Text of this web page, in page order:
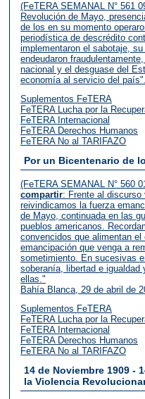
(FeTERA SEMANAL N° 561
Revolución de Mayo,
de los en su momento
periodística de descrédito
implementaron el sabotaje,
endeudaron
nacional y el desguase del
economía al servicio del
Suplementos FeTERA
FeTERA Lucha por la
FeTERA Internacional
FeTERA Derechos Humanos
FeTERA No al TARIFAZO
Por un Bicentenario de
(FeTERA SEMANAL N° 560
compartir: Frente al discurso
reivindicamos la fuerza
de Mayo, continuada en las
pueblos americanos.
convencidos que alimentan
emancipación que venga a
sometimiento. En sucesivas
soberanía, libertad e
ellas."
Bahía Blanca, 29 de abril de
Suplementos FeTERA
FeTERA Lucha por la
FeTERA Internacional
FeTERA Derechos Humanos
FeTERA No al TARIFAZO
14 de Noviembre 1909 -
la Violencia